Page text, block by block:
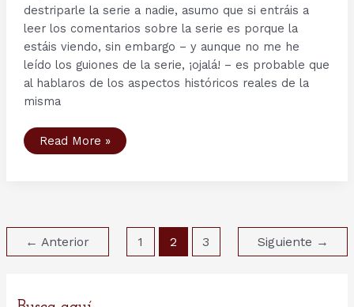
destriparle la serie a nadie, asumo que si entráis a
leer los comentarios sobre la serie es porque la
estáis viendo, sin embargo – y aunque no me he
leído los guiones de la serie, ¡ojalá! – es probable que
al hablaros de los aspectos históricos reales de la
misma
Segunda
Temporada
War.
Read More »
Paginación
de
← Anterior 1 2 3 Siguiente →